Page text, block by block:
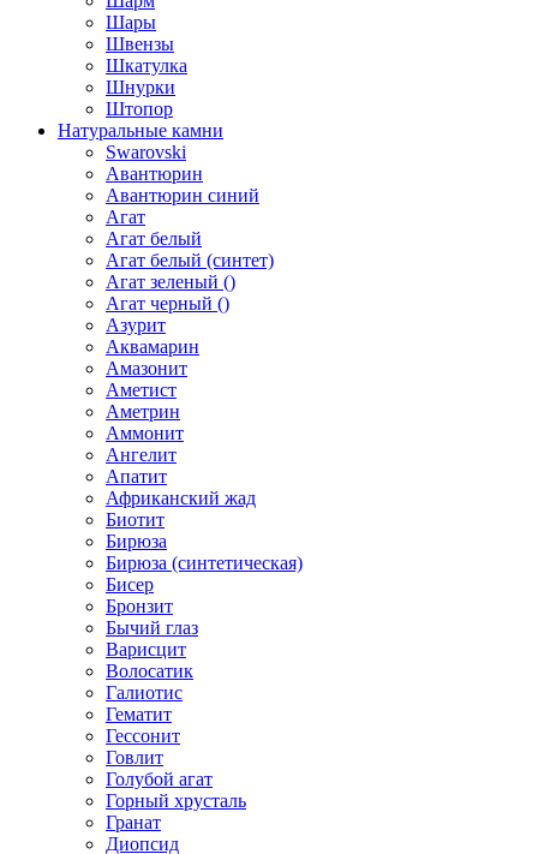
Шары
Швензы
Шкатулка
Шнурки
Штопор
Натуральные камни
Swarovski
Авантюрин
Авантюрин синий
Агат
Агат белый
Агат белый (синтет)
Агат зеленый ()
Агат черный ()
Азурит
Аквамарин
Амазонит
Аметист
Аметрин
Аммонит
Ангелит
Апатит
Африканский жад
Биотит
Бирюза
Бирюза (синтетическая)
Бисер
Бронзит
Бычий глаз
Варисцит
Волосатик
Галиотис
Гематит
Гессонит
Говлит
Голубой агат
Горный хрусталь
Гранат
Диопсид